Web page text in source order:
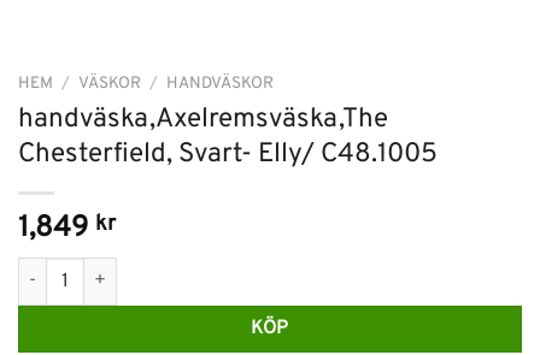
HEM / VÄSKOR / HANDVÄSKOR
handväska,Axelremsväska,The
Chesterfield, Svart- Elly/ C48.1005
1,849 kr
handväska,Axelremsväska,The Chesterfield, Svart- Elly/ C48.1005
KÖP